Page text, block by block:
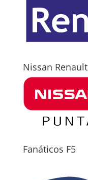
Nissan Renault
Fanáticos F5